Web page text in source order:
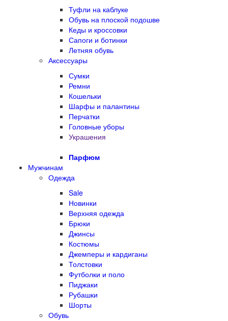
Туфли на каблуке
Обувь на плоской подошве
Кеды и кроссовки
Сапоги и ботинки
Летняя обувь
Аксессуары
Сумки
Ремни
Кошельки
Шарфы и палантины
Перчатки
Головные уборы
Украшения
Парфюм
Мужчинам
Одежда
Sale
Новинки
Верхняя одежда
Брюки
Джинсы
Костюмы
Джемперы и кардиганы
Толстовки
Футболки и поло
Пиджаки
Рубашки
Шорты
Обувь